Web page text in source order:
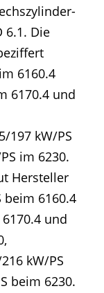
6.1. Die
6160.4
6170.4 und
197 kW/PS
im 6230.
Hersteller
beim 6160.4
und
kW/PS
beim 6230.